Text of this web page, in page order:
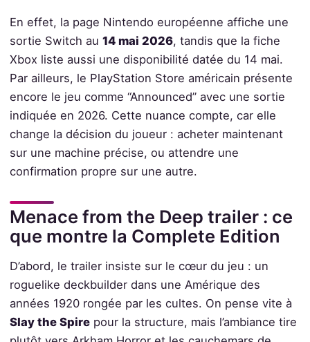
En effet, la page Nintendo européenne affiche une
sortie Switch au 14 mai 2026, tandis que la fiche
Xbox liste aussi une disponibilité datée du 14 mai.
Par ailleurs, le PlayStation Store américain présente
encore le jeu comme “Announced” avec une sortie
indiquée en 2026. Cette nuance compte, car elle
change la décision du joueur : acheter maintenant
sur une machine précise, ou attendre une
confirmation propre sur une autre.
Menace from the Deep trailer : ce
que montre la Complete Edition
D’abord, le trailer insiste sur le cœur du jeu : un
roguelike deckbuilder dans une Amérique des
années 1920 rongée par les cultes. On pense vite à
Slay the Spirepour la structure, mais l’ambiance tire